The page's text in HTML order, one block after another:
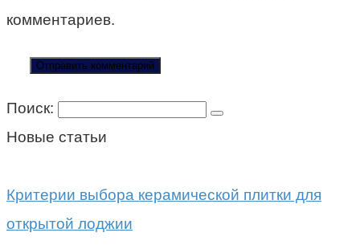
комментариев.
Поиск:
Новые статьи
Критерии выбора керамической плитки для
открытой лоджии